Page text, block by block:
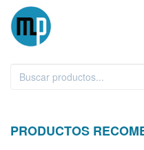
PRODUCTOS